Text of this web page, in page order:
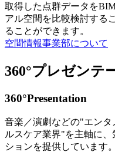
取得した点群データを
アル空間を比較検討する
ることができます。
空間情報事業部について
360°プレゼンテ
360°Presentation
音楽／演劇などの"エン
ルスケア業界"を主軸に
ションを提供しています